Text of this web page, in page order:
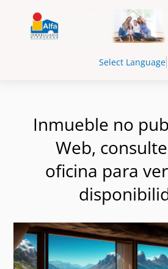
Select Language
Inmueble no
Web,
oficina para